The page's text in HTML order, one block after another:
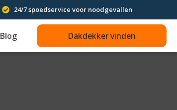
24/7 spoedservice voor noodgevallen
Blog Dakdekker vinden